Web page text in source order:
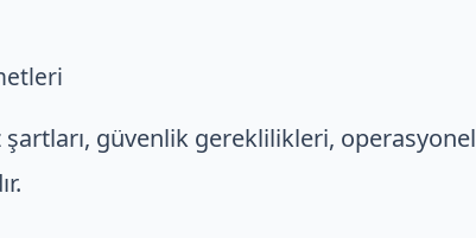
güvenlik gereklilikleri, operasyonel